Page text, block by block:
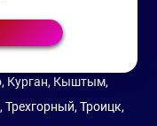
ИП Булатов В.А.
Курган, Кыштым,
Троицк,